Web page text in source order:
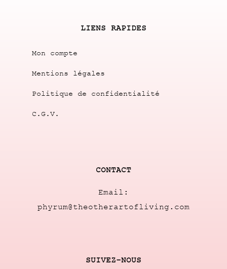
LIENS RAPIDES
Mon compte
Mentions légales
Politique de confidentialité
C.G.V.
CONTACT
Email:
phyrum@theotherartofliving.com
SUIVEZ-NOUS